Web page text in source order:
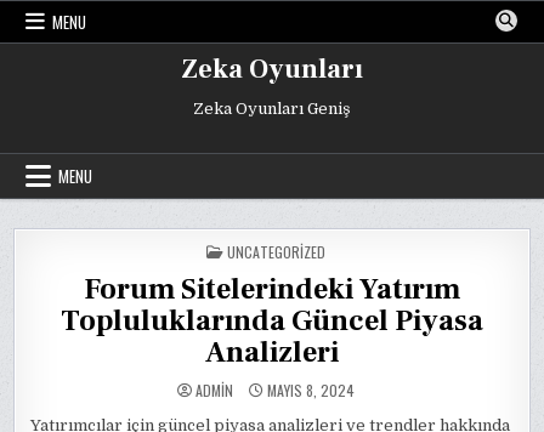
Skip
MENU
Zeka Oyunları
Zeka Oyunları Geniş
MENU
POSTED
IN
UNCATEGORIZED
Forum Sitelerindeki Yatırım
Topluluklarında Güncel Piyasa
Analizleri
ADMIN MAYIS 8, 2024
Yatırımcılar için güncel piyasa analizleri ve trendler hakkında